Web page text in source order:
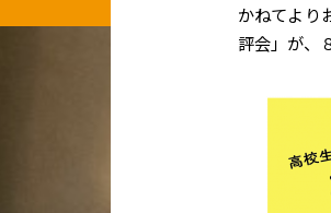
かねてより
評会」が、